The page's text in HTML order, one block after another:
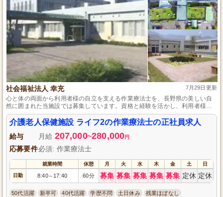
社会福祉法人 幸充 7月29日更新
心と体の両面から利用者様の自立を支える作業療法士を、長野県の美しい自
然に囲まれた当施設では募集しています。資格と経験を活かし、利用者様一
人ひとりが持つ可能性を最大限に引き出しながら、共に成長できるやりがい
のある環境です。年３回の賞与と１１７日の年間休日で、スタッフの生活の
質向上と、働きがいを重視しています。
介護老人保健施設 ライフ2の作業療法士の正社員求人
給与 月給 207,000~280,000円
応募要件必須: 作業療法士
就業時間 休憩 月 火 水 木 金 土 日
日勤 8:40～ 17:40 60分 募集 募集 募集 募集 募集 定休 定休
50代活躍 新卒可 40代活躍 学歴不問 土日休み 残業ほぼなし